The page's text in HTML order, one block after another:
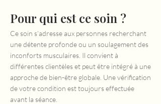
Pour qui est ce soin ?
Ce soin s’adresse aux personnes recherchant
une détente profonde ou un soulagement des
inconforts musculaires. Il convient à
différentes clientèles et peut être intégré à une
approche de bien-être globale. Une vérification
de votre condition est toujours effectuée
avant la séance.